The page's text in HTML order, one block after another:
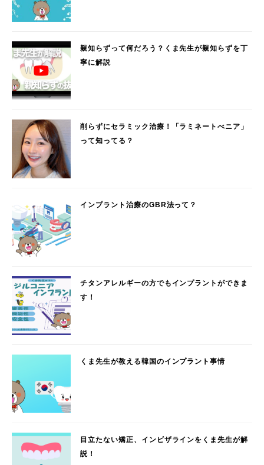
親知らずって何だろう？くま先生が親知らずを丁
寧に解説
削らずにセラミック治療！「ラミネートべニア」
って知ってる？
インプラント治療のGBR法って？
チタンアレルギーの方でもインプラントができま
す！
くま先生が教える韓国のインプラント事情
目立たない矯正、インビザラインをくま先生が解
説！